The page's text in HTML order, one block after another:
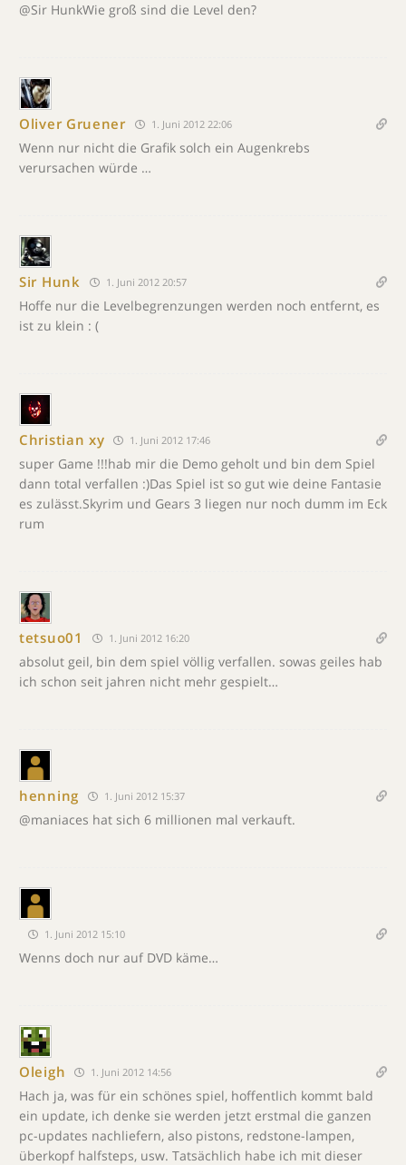
@Sir HunkWie groß sind die Level den?
Oliver Gruener 1. Juni 2012 22:06
Wenn nur nicht die Grafik solch ein Augenkrebs
verursachen würde …
Sir Hunk 1. Juni 2012 20:57
Hoffe nur die Levelbegrenzungen werden noch entfernt, es
ist zu klein : (
Christian xy 1. Juni 2012 17:46
super Game !!!hab mir die Demo geholt und bin dem Spiel
dann total verfallen :)Das Spiel ist so gut wie deine Fantasie
es zulässt.Skyrim und Gears 3 liegen nur noch dumm im Eck
rum
tetsuo01 1. Juni 2012 16:20
absolut geil, bin dem spiel völlig verfallen. sowas geiles hab
ich schon seit jahren nicht mehr gespielt…
henning 1. Juni 2012 15:37
@maniaces hat sich 6 millionen mal verkauft.
1. Juni 2012 15:10
Wenns doch nur auf DVD käme…
Oleigh 1. Juni 2012 14:56
Hach ja, was für ein schönes spiel, hoffentlich kommt bald
ein update, ich denke sie werden jetzt erstmal die ganzen
pc-updates nachliefern, also pistons, redstone-lampen,
überkopf halfsteps, usw. Tatsächlich habe ich mit dieser